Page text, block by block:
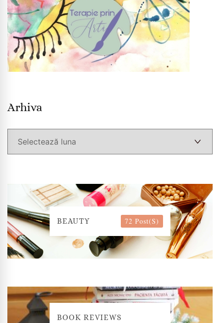
Arhiva
BEAUTY 72 Post(s)
BOOK REVIEWS